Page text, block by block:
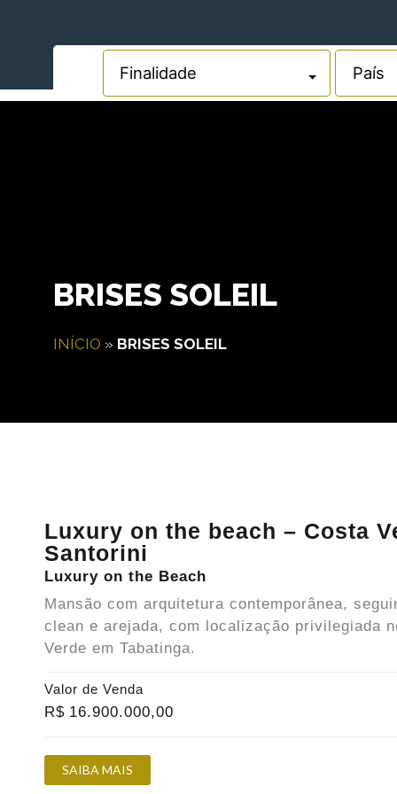
BRISES SOLEIL
INÍCIO » BRISES SOLEIL
Luxury on the beach – Costa
Santorini
Luxury on the Beach
Mansão com arquitetura contemporânea,
clean e arejada, com localização privilegiada
Verde em Tabatinga.
Valor de Venda
R$ 16.900.000,00
SAIBA MAIS